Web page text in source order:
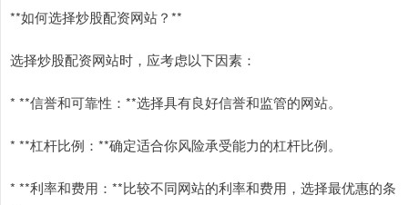
**如何选择炒股配资网站？**
选择炒股配资网站时，应考虑以下因素：
* **信誉和可靠性：**选择具有良好信誉和监管的网站。
* **杠杆比例：**确定适合你风险承受能力的杠杆比例。
* **利率和费用：**比较不同网站的利率和费用，选择最优惠的条